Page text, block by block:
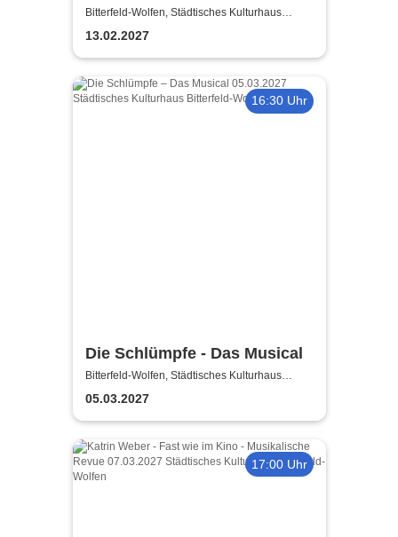
ZENsation - Chinas
Grossmeister der Balance
Bitterfeld-Wolfen, Städtisches Kulturhaus
Bitterfeld-Wolfen
13.02.2027
16:30 Uhr
Die Schlümpfe - Das Musical
Bitterfeld-Wolfen, Städtisches Kulturhaus
Bitterfeld-Wolfen
05.03.2027
17:00 Uhr